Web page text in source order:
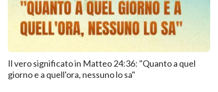
Il vero significato in Matteo 24:36: "Quanto a quel
giorno e a quell'ora, nessuno lo sa"